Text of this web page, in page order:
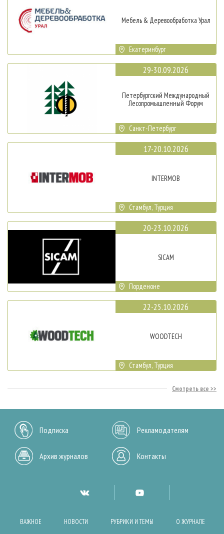
Мебель & Деревообработка Урал
Екатеринбург
29-30.09.2026
Петербургский Международный
Лесопромышленный Форум
Санкт-Петербург
17-20.10.2026
INTERMOB
Стамбул, Турция
20-23.10.2026
SICAM
Порденоне
22-25.10.2026
WOODTECH
Стамбул, Турция
Смотреть все
Подписка Рекламодателям
Архив журналов Контакты
ВАЖНОЕ НОВОСТИ РУБРИКИ И ТЕМЫ О ЖУРНАЛЕ